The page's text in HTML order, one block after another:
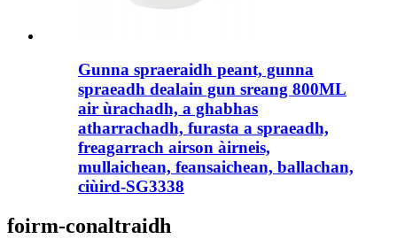
Gunna spraeraidh peant, gunna
spraeadh dealain gun sreang 800ML
air ùrachadh, a ghabhas
atharrachadh, furasta a spraeadh,
freagarrach airson àirneis,
mullaichean, feansaichean, ballachan,
ciùird-SG3338
foirm-conaltraidh